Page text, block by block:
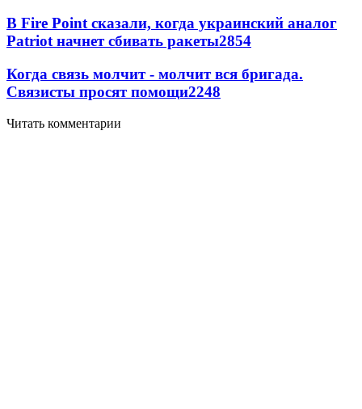
В Fire Point сказали, когда украинский аналог
Patriot начнет сбивать ракеты2854
Когда связь молчит - молчит вся бригада.
Связисты просят помощи2248
Читать комментарии